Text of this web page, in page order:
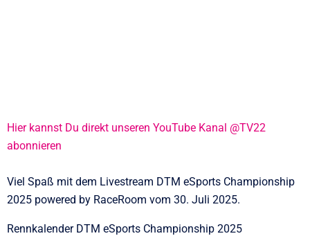
Hier kannst Du direkt unseren YouTube Kanal @TV22
abonnieren
Viel Spaß mit dem Livestream DTM eSports Championship
2025 powered by RaceRoom vom 30. Juli 2025.
Rennkalender DTM eSports Championship 2025